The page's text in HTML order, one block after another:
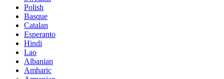
Polish
Basque
Catalan
Esperanto
Hindi
Lao
Albanian
Amharic